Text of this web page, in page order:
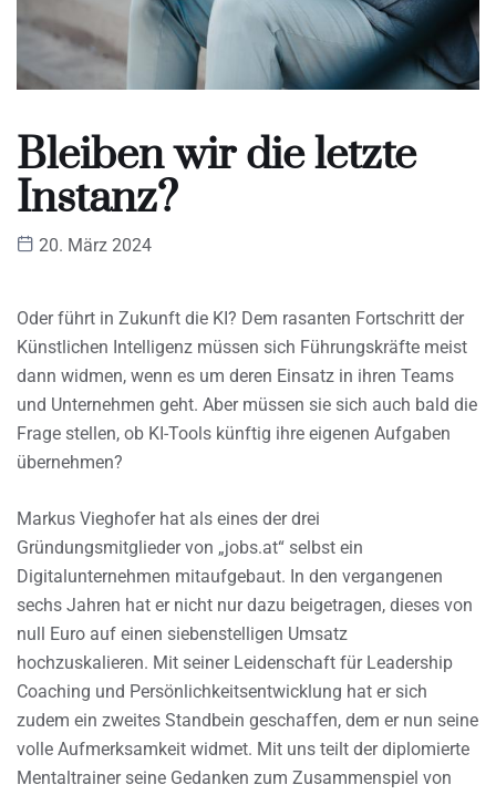
Bleiben wir die letzte
Instanz?
20. März 2024
Oder führt in Zukunft die KI? Dem rasanten Fortschritt der
Künstlichen Intelligenz müssen sich Führungskräfte meist
dann widmen, wenn es um deren Einsatz in ihren Teams
und Unternehmen geht. Aber müssen sie sich auch bald die
Frage stellen, ob KI-Tools künftig ihre eigenen Aufgaben
übernehmen?
Markus Vieghofer hat als eines der drei
Gründungsmitglieder von „jobs.at“ selbst ein
Digitalunternehmen mitaufgebaut. In den vergangenen
sechs Jahren hat er nicht nur dazu beigetragen, dieses von
null Euro auf einen siebenstelligen Umsatz
hochzuskalieren. Mit seiner Leidenschaft für Leadership
Coaching und Persönlichkeitsentwicklung hat er sich
zudem ein zweites Standbein geschaffen, dem er nun seine
volle Aufmerksamkeit widmet. Mit uns teilt der diplomierte
Mentaltrainer seine Gedanken zum Zusammenspiel von